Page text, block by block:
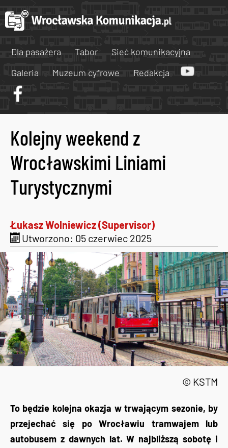
Dla pasażera Tabor
Sieć komunikacyjna
Galeria
Muzeum cyfrowe Redakcja
Kolejny weekend z
Wrocławskimi Liniami
Turystycznymi
Łukasz Wolniewicz (Supervisor)
Utworzono: 05 czerwiec 2025
© KSTM
To będzie kolejna okazja w trwającym sezonie, by
przejechać się po Wrocławiu tramwajem lub
autobusem z dawnych lat. W najbliższą sobotę i